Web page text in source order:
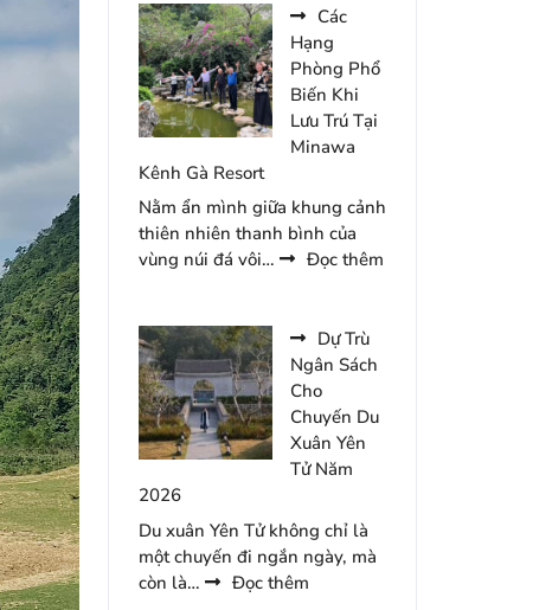
Khu
Vực
Thu
Hút
Du
Khách
Tại
Tam
Chúc
Năm
Các
Hạng
Phòng Phổ
Biến Khi
Lưu Trú Tại
Minawa
Kênh Gà Resort
Nằm ẩn mình giữa khung cảnh
thiên nhiên thanh bình của
vùng núi đá vôi…
Đọc thêm
Dự Trù
Ngân Sách
Cho
Chuyến Du
Xuân Yên
Tử Năm
2026
Du xuân Yên Tử không chỉ là
một chuyến đi ngắn ngày, mà
còn là…
Đọc thêm